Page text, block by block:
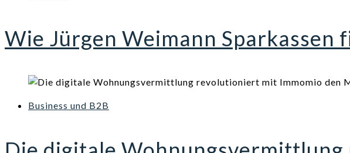
Wie Jürgen Weimann
Business und B2B